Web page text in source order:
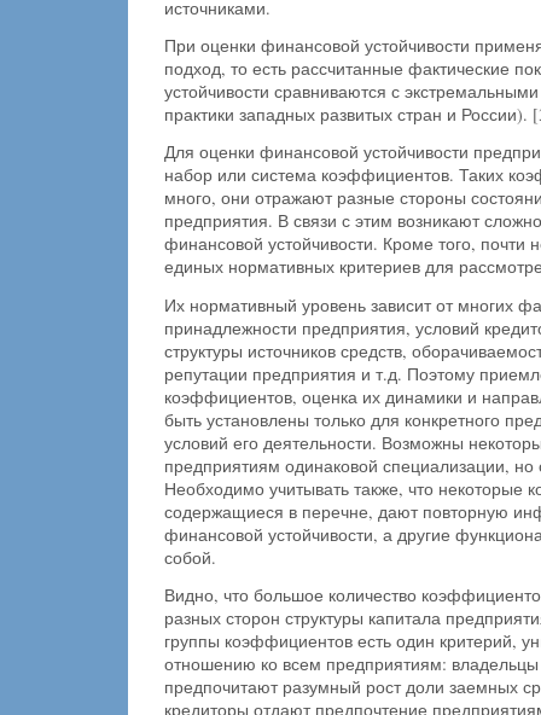
источниками.
При оценки финансовой устойчивости
подход, то есть рассчитанные фактические
устойчивости сравниваются с
практики западных развитых стран и России).
Для оценки финансовой устойчивости
набор или система коэффициентов. Таких
много, они отражают разные стороны
предприятия. В связи с этим возникают
финансовой устойчивости. Кроме того, почти
единых нормативных критериев для
Их нормативный уровень зависит от многих
принадлежности предприятия, условий
структуры источников средств,
репутации предприятия и т.д. Поэтому
коэффициентов, оценка их динамики и
быть установлены только для конкретного
условий его деятельности. Возможны
предприятиям одинаковой специализации,
Необходимо учитывать также, что некоторые
содержащиеся в перечне, дают повторную
финансовой устойчивости, а другие
собой.
Видно, что большое количество
разных сторон структуры капитала
группы коэффициентов есть один критерий,
отношению ко всем предприятиям:
предпочитают разумный рост доли заемных
кредиторы отдают предпочтение